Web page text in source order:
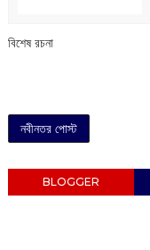
বিশেষ রচনা
নবীনতর পোস্ট
BLOGGER